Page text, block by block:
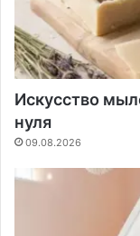
Искусство
нуля
09.08.2026